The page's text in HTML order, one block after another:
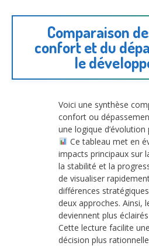
Comparaison
confort et du
le
Voici une synthèse
confort ou
une logique d’évolution
Ce tableau met en
impacts principaux sur
la stabilité et la
de visualiser
différences
deux approches. Ainsi,
deviennent plus
Cette lecture facilite
décision plus